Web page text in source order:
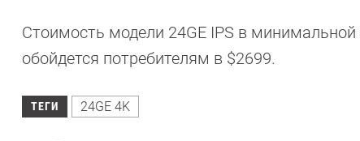
Стоимость модели 24GE IPS в минимальной
обойдется потребителям в $2699.
ТЕГИ 24GE 4K